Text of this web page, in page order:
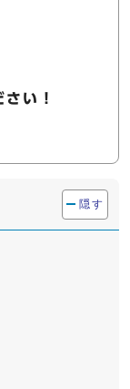
い！
隠す